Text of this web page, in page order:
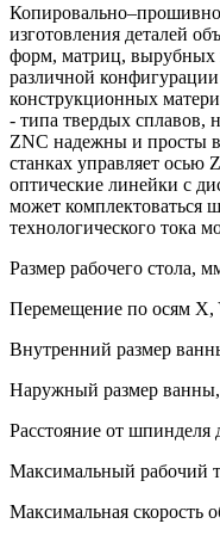
изготовления деталей
форм, матриц, вырубных
различной
конструкционных
- типа твердых сплавов,
ZNC надежны и просты
станках управляет
оптические линейки с
может комплектоваться
технологического тока
Размер рабочего стола,
Перемещение по осям X,
Внутренний размер
Наружный размер
Расстояние от шпинделя
Максимальный рабочий
Максимальная скорость